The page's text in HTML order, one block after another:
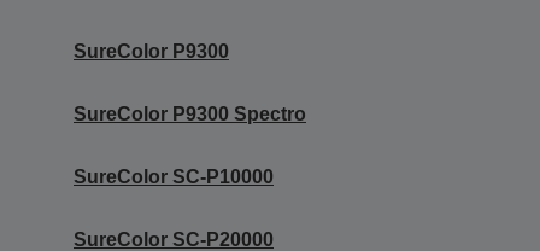
SureColor P9300
SureColor P9300 Spectro
SureColor SC-P10000
SureColor SC-P20000